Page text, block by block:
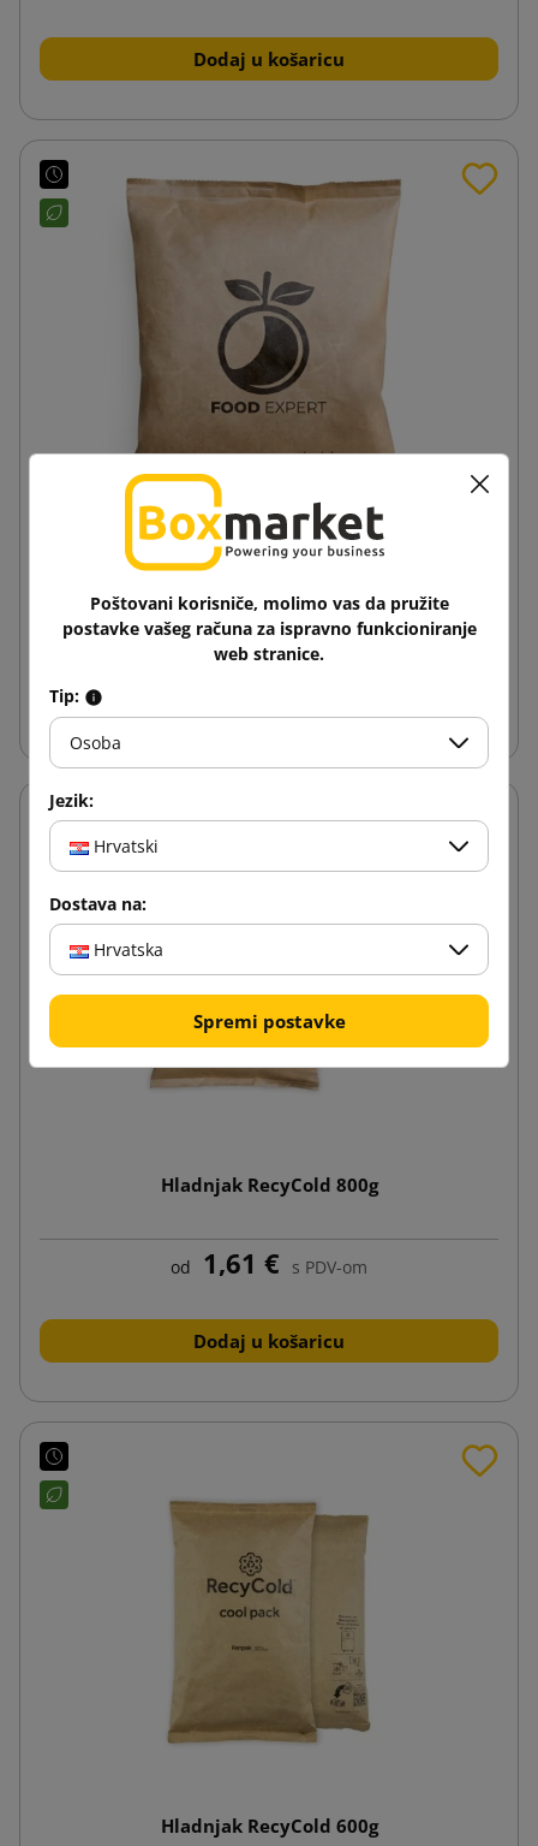
Dodaj u košaricu
RecyCold hladnjak 800g s otiskom RecyCold® cool
od 1,54 € s PDV-om
Hladnjak RecyCold 800g
od 1,61 € s PDV-om
Dodaj u košaricu
Hladnjak RecyCold 600g
Poštovani korisniče, molimo vas da pružite
postavke vašeg računa za ispravno funkcioniranje
web stranice.
Tip:
Osoba
Jezik:
Hrvatski
Dostava na:
Hrvatska
Spremi postavke